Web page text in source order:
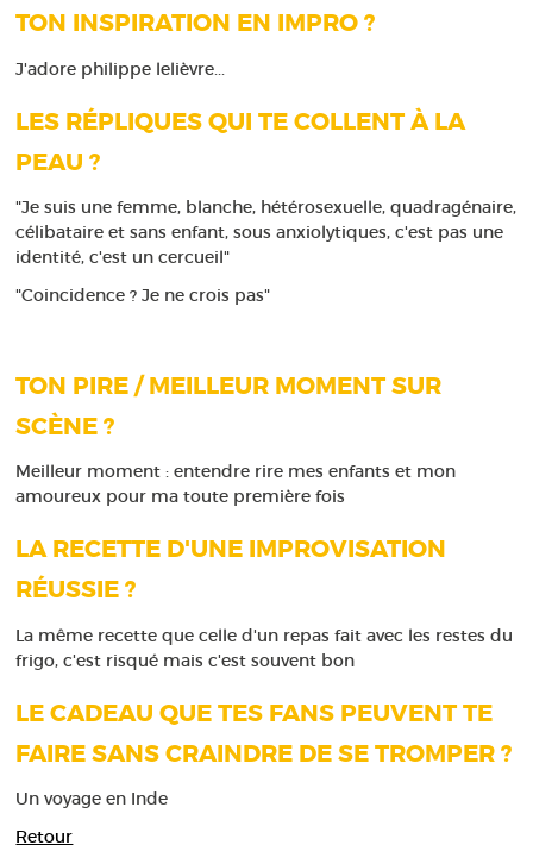
TON INSPIRATION EN IMPRO ?
J'adore philippe lelièvre...
LES RÉPLIQUES QUI TE COLLENT À LA
PEAU ?
"Je suis une femme, blanche, hétérosexuelle, quadragénaire,
célibataire et sans enfant, sous anxiolytiques, c'est pas une
identité, c'est un cercueil"
"Coincidence ? Je ne crois pas"
TON PIRE / MEILLEUR MOMENT SUR
SCÈNE ?
Meilleur moment : entendre rire mes enfants et mon
amoureux pour ma toute première fois
LA RECETTE D'UNE IMPROVISATION
RÉUSSIE ?
La même recette que celle d'un repas fait avec les restes du
frigo, c'est risqué mais c'est souvent bon
LE CADEAU QUE TES FANS PEUVENT TE
FAIRE SANS CRAINDRE DE SE TROMPER ?
Un voyage en Inde
Retour